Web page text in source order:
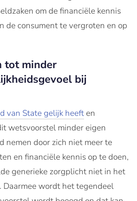
om de financiële kennis
de consument te vergroten en op
tot minder
bij
van State gelijk heeft en
wetsvoorstel minder eigen
nemen door zich niet meer te
en financiële kennis op te doen,
generieke zorgplicht niet in het
Daarmee wordt het tegendeel